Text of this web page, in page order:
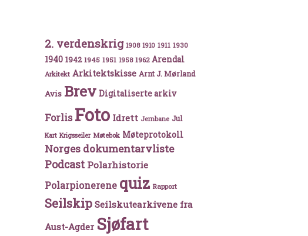
2. verdenskrig 1908 1910 1911 1930
1940 1942 1945 1951 1958 1962 Arendal
Arkitekt Arkitektskisse Arnt J. Mørland
Avis Brev Digitaliserte arkiv
Forlis Foto Idrett Jernbane Jul
Kart Krigsseiler Møtebok Møteprotokoll
Norges dokumentarvliste
Podcast Polarhistorie
Polarpionerene quiz Rapport
Seilskip Seilskutearkivene fra
Aust-Agder Sjøfart